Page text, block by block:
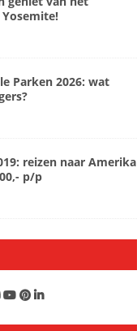
Parken 2026: wat
reizen naar Amerika
p/p